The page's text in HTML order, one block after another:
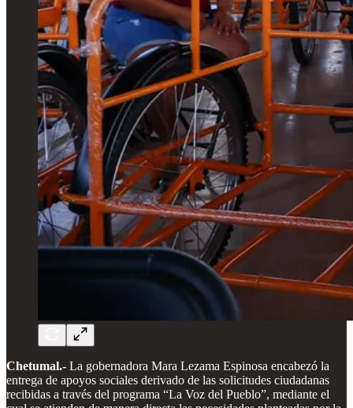
Chetumal.- La gobernadora Mara Lezama Espinosa encabezó la
entrega de apoyos sociales derivado de las solicitudes ciudadanas
recibidas a través del programa “La Voz del Pueblo”, mediante el